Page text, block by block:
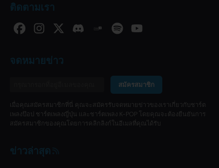
ติดตามเรา
จดหมายข่าว
สมัครสมาชิก
เมื่อคุณสมัครสมาชิกที่นี่ คุณจะสมัครรับจดหมายข่าวของเราเกี่ยวกับชาร์ต
เพลงป๊อป ชาร์ตเพลงญี่ปุ่น และชาร์ตเพลง K-POP โดยคุณจะต้องยืนยันการ
สมัครสมาชิกของคุณโดยการคลิกลิงก์ในอีเมลที่คุณได้รับ
ข่าวล่าสุด